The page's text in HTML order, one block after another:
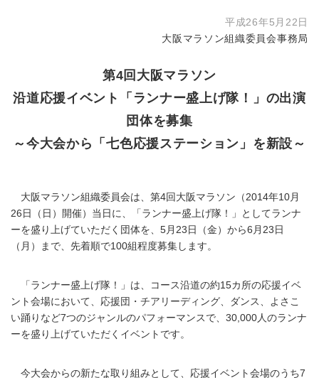
平成26年5月22日
大阪マラソン組織委員会事務局
第4回大阪マラソン
沿道応援イベント「ランナー盛上げ隊！」の出演
団体を募集
～今大会から「七色応援ステーション」を新設～
大阪マラソン組織委員会は、第4回大阪マラソン（2014年10月
26日（日）開催）当日に、「ランナー盛上げ隊！」としてランナ
ーを盛り上げていただく団体を、5月23日（金）から6月23日
（月）まで、先着順で100組程度募集します。
「ランナー盛上げ隊！」は、コース沿道の約15カ所の応援イベ
ント会場において、応援団・チアリーディング、ダンス、よさこ
い踊りなど7つのジャンルのパフォーマンスで、30,000人のランナ
ーを盛り上げていただくイベントです。
今大会からの新たな取り組みとして、応援イベント会場のうち7